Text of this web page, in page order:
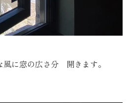
に窓の広さ分 開きます。